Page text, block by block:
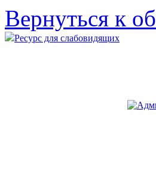
Вернуться к
Ресурс для слабовидящих